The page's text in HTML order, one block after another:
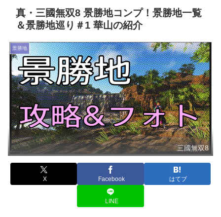
真・三國無双8 景勝地コンプ！景勝地一覧
＆景勝地巡り＃1 華山の紹介
景勝地
三國無双8
X Facebook はてブ
LINE